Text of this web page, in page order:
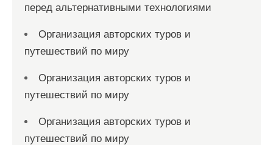
перед альтернативными технологиями
Организация авторских туров и
путешествий по миру
Организация авторских туров и
путешествий по миру
Организация авторских туров и
путешествий по миру